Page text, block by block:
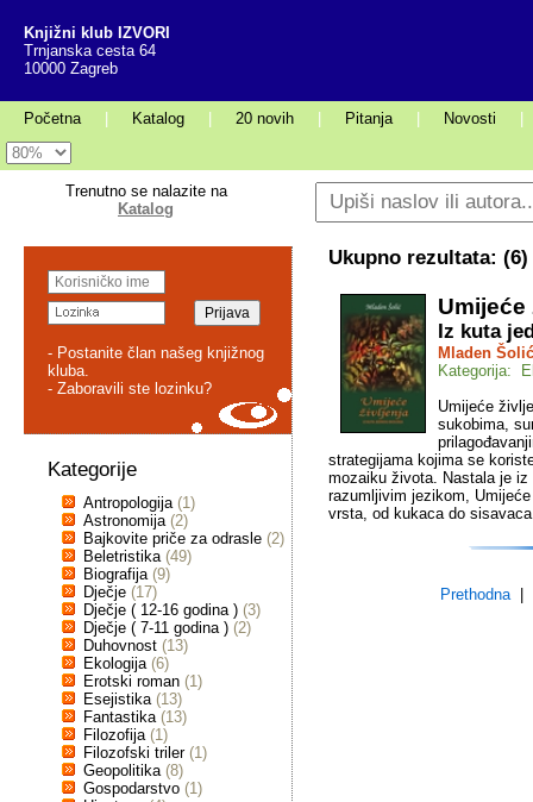
Knjižni klub IZVORI
Trnjanska cesta 64
10000 Zagreb
Početna Katalog 20 novih Pitanja Novosti
Trenutno se nalazite na
Katalog
- Postanite član našeg knjižnog
kluba.
- Zaboravili ste lozinku?
Kategorije
Antropologija (1)
Astronomija (2)
Bajkovite priče za odrasle (2)
Beletristika (49)
Biografija (9)
Dječje (17)
Dječje ( 12-16 godina ) (3)
Dječje ( 7-11 godina ) (2)
Duhovnost (13)
Ekologija (6)
Erotski roman (1)
Esejistika (13)
Fantastika (13)
Filozofija (1)
Filozofski triler (1)
Geopolitika (8)
Gospodarstvo (1)
Ukupno rezultata: (6)
Iz kuta
Mladen Šolić
Kategorija:
Umijeće
sukobima,
strategijama kojima se
mozaiku života. Nastala je
razumljivim jezikom,
vrsta, od kukaca do
Prethodna|